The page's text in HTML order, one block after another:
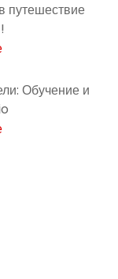
путешествие
Обучение и